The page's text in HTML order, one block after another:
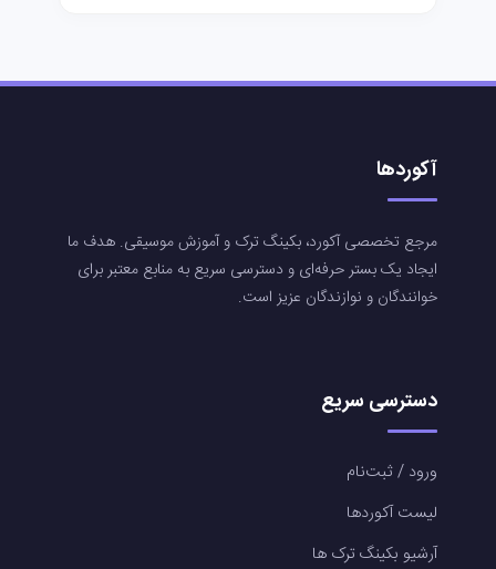
آکوردها
مرجع تخصصی آکورد، بکینگ ترک و آموزش موسیقی. هدف ما
ایجاد یک بستر حرفه‌ای و دسترسی سریع به منابع معتبر برای
خوانندگان و نوازندگان عزیز است.
دسترسی سریع
ورود / ثبت‌نام
لیست آکوردها
آرشیو بکینگ ترک ها